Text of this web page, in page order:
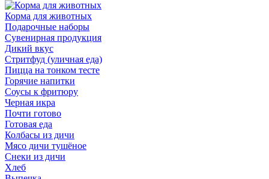
Корма для животных
Подарочные наборы
Сувенирная продукция
Дикий вкус
Стритфуд (уличная еда)
Пицца на тонком тесте
Горячие напитки
Соусы к фритюру
Черная икра
Почти готово
Готовая еда
Колбасы из дичи
Мясо дичи тушёное
Снеки из дичи
Хлеб